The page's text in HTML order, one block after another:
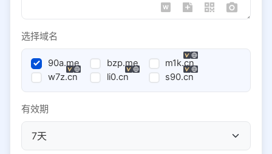
选择域名
90a.me bzp.me
m1k.cn
w7z.cn
li0.cn s90.cn
有效期